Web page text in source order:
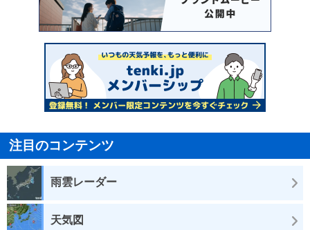
注目のコンテンツ
雨雲レーダー
天気図